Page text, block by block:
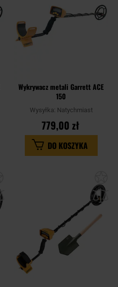
Wykrywacz metali Garrett ACE
150
Wysyłka: Natychmiast
779,00 zł
DO KOSZYKA